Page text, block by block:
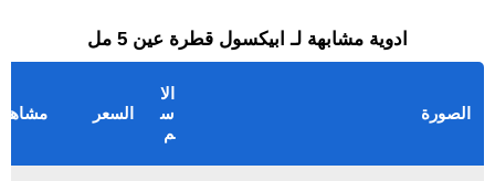
ادوية مشابهة لـ ابيكسول قطرة عين 5 مل
الصورة
الا
س
م
السعر